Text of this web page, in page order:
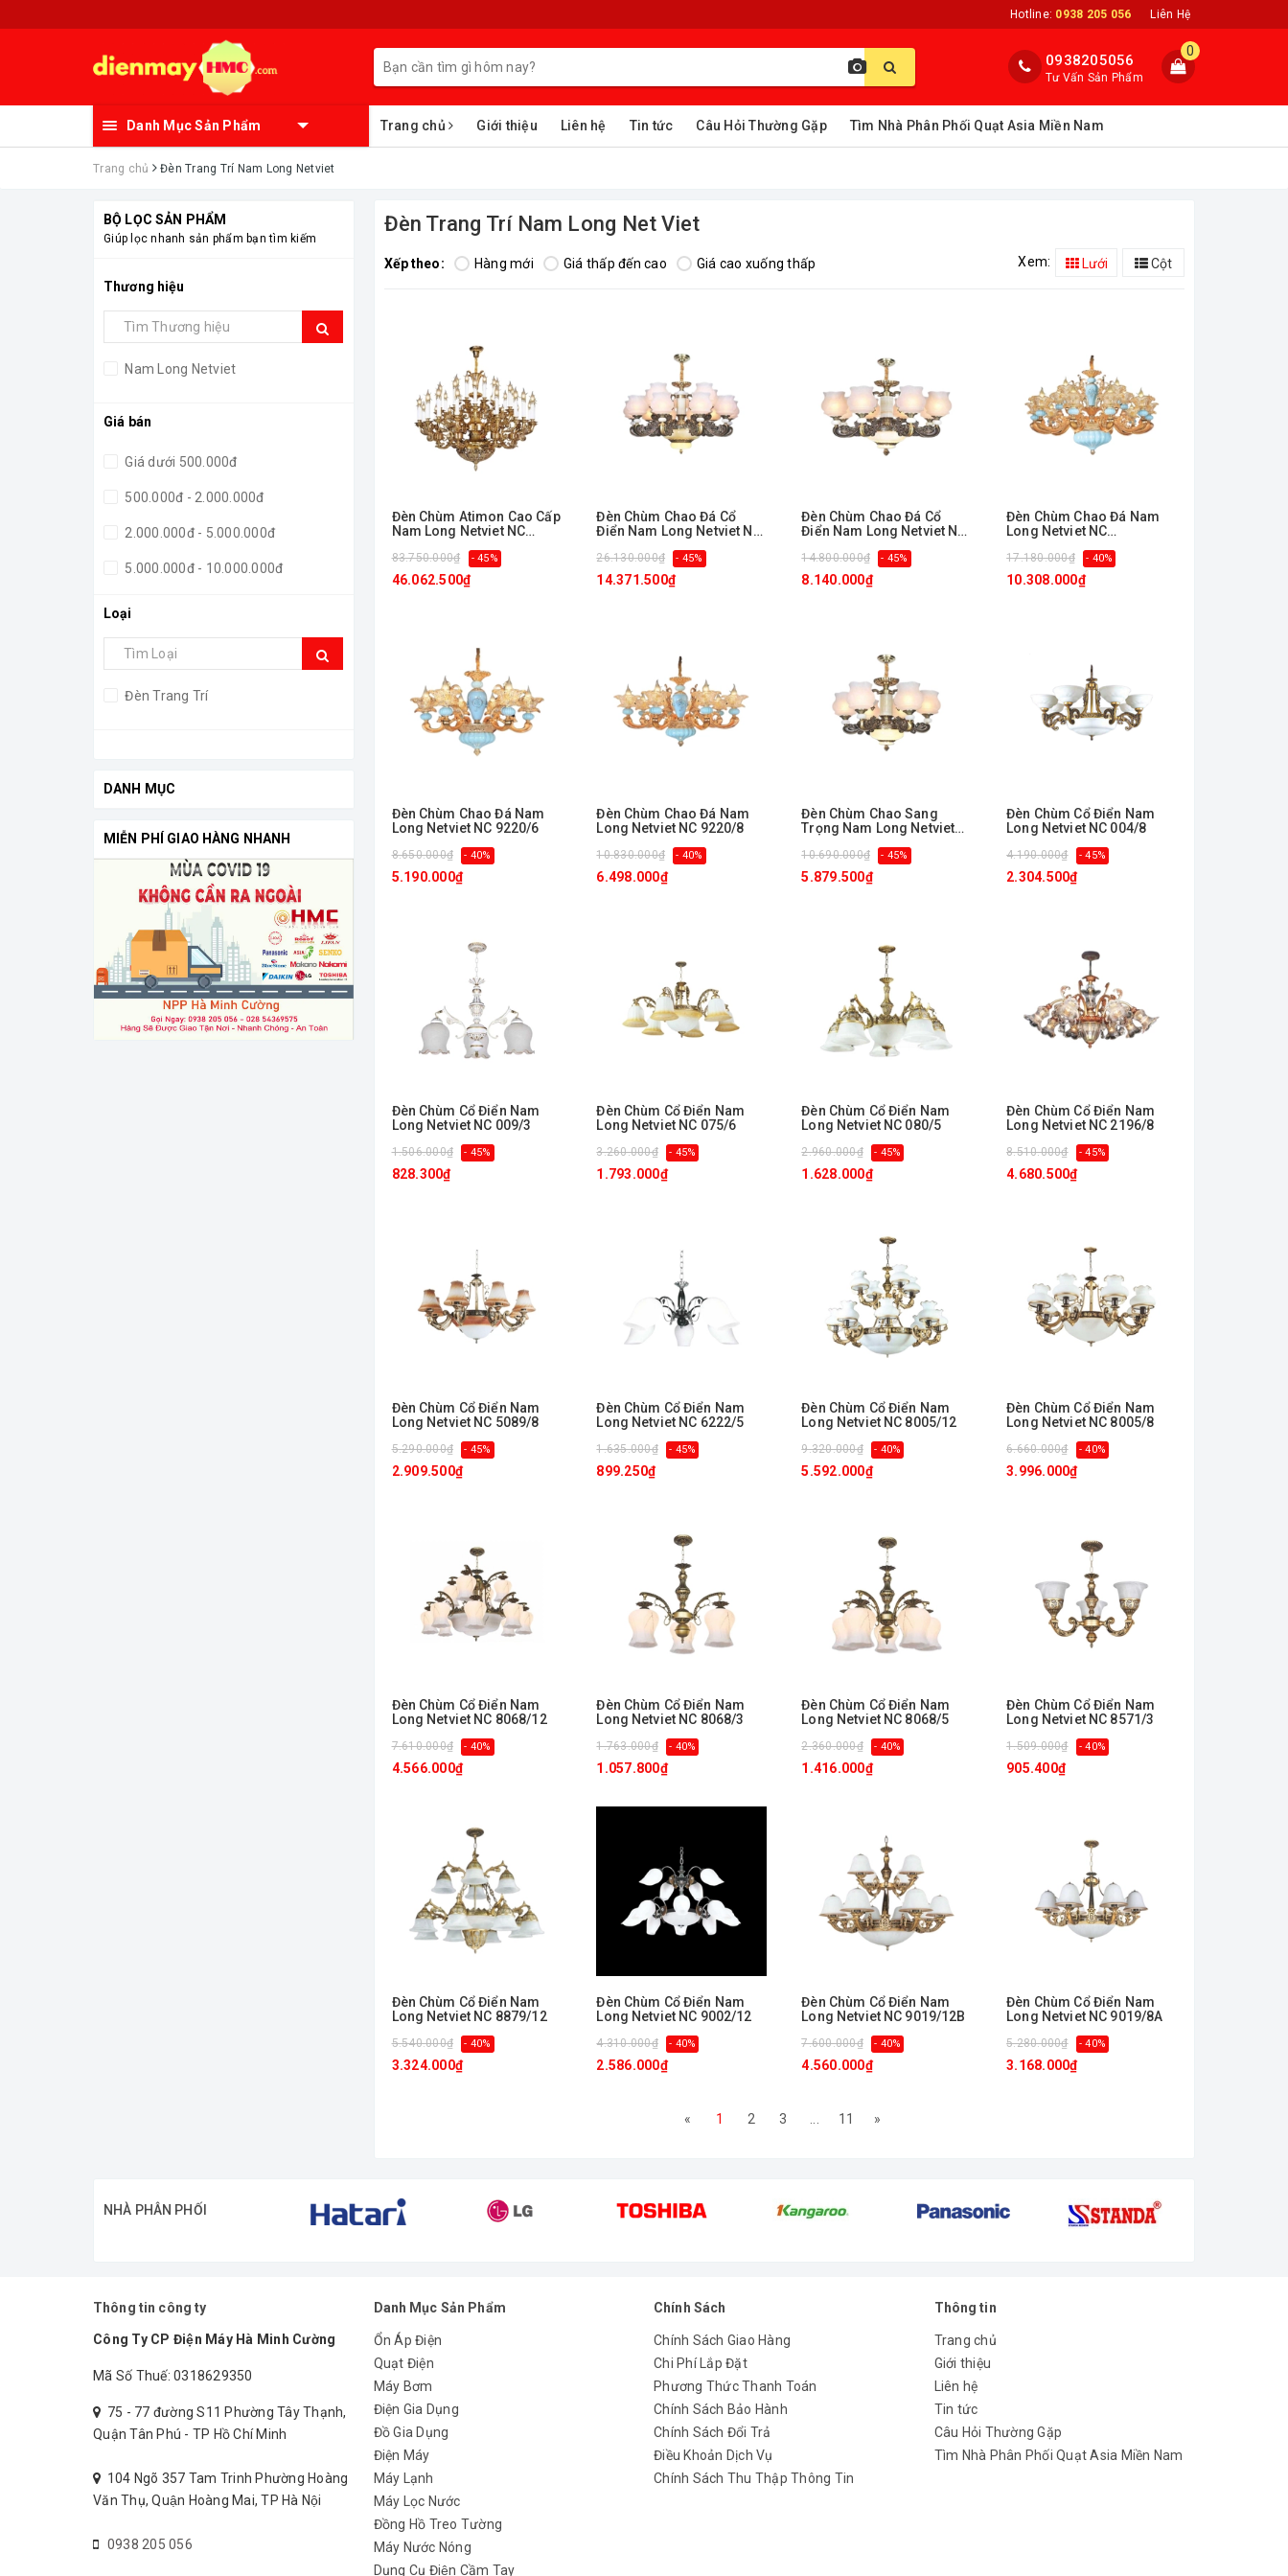
Hotline: 0938 205 056 Liên Hệ
0
0938205056
Tư Vấn Sản Phẩm
Danh Mục Sản Phẩm Trang chủ Giới thiệu Liên hệ Tin tức Câu Hỏi Thường Gặp Tìm Nhà Phân Phối Quạt Asia Miền Nam
Trang chủ Đèn Trang Trí Nam Long Netviet
BỘ LỌC SẢN PHẨM
Giúp lọc nhanh sản phẩm bạn tìm kiếm
Thương hiệu
Nam Long Netviet
Giá bán
Giá dưới 500.000đ
500.000đ - 2.000.000đ
2.000.000đ - 5.000.000đ
5.000.000đ - 10.000.000đ
Loại
Đèn Trang Trí
DANH MỤC
MIỄN PHÍ GIAO HÀNG NHANH
Đèn Trang Trí Nam Long Net Viet
Xếp theo: Hàng mới Giá thấp đến cao Giá cao xuống thấp Xem: Lưới Cột
Đèn Chùm Atimon Cao Cấp
Nam Long Netviet NC
83.750.000₫ - 45%
46.062.500₫
Đèn Chùm Chao Đá Cổ
Điển Nam Long Netviet NC
26.130.000₫ - 45%
14.371.500₫
Đèn Chùm Chao Đá Cổ
Điển Nam Long Netviet NC
14.800.000₫ - 45%
8.140.000₫
Đèn Chùm Chao Đá Nam
Long Netviet NC
17.180.000₫ - 40%
10.308.000₫
Đèn Chùm Chao Đá Nam
Long Netviet NC 9220/6
8.650.000₫ - 40%
5.190.000₫
Đèn Chùm Chao Đá Nam
Long Netviet NC 9220/8
10.830.000₫ - 40%
6.498.000₫
Đèn Chùm Chao Sang
Trọng Nam Long Netviet
10.690.000₫ - 45%
5.879.500₫
Đèn Chùm Cổ Điển Nam
Long Netviet NC 004/8
4.190.000₫ - 45%
2.304.500₫
Đèn Chùm Cổ Điển Nam
Long Netviet NC 009/3
1.506.000₫ - 45%
828.300₫
Đèn Chùm Cổ Điển Nam
Long Netviet NC 075/6
3.260.000₫ - 45%
1.793.000₫
Đèn Chùm Cổ Điển Nam
Long Netviet NC 080/5
2.960.000₫ - 45%
1.628.000₫
Đèn Chùm Cổ Điển Nam
Long Netviet NC 2196/8
8.510.000₫ - 45%
4.680.500₫
Đèn Chùm Cổ Điển Nam
Long Netviet NC 5089/8
5.290.000₫ - 45%
2.909.500₫
Đèn Chùm Cổ Điển Nam
Long Netviet NC 6222/5
1.635.000₫ - 45%
899.250₫
Đèn Chùm Cổ Điển Nam
Long Netviet NC 8005/12
9.320.000₫ - 40%
5.592.000₫
Đèn Chùm Cổ Điển Nam
Long Netviet NC 8005/8
6.660.000₫ - 40%
3.996.000₫
Đèn Chùm Cổ Điển Nam
Long Netviet NC 8068/12
7.610.000₫ - 40%
4.566.000₫
Đèn Chùm Cổ Điển Nam
Long Netviet NC 8068/3
1.763.000₫ - 40%
1.057.800₫
Đèn Chùm Cổ Điển Nam
Long Netviet NC 8068/5
2.360.000₫ - 40%
1.416.000₫
Đèn Chùm Cổ Điển Nam
Long Netviet NC 8571/3
1.509.000₫ - 40%
905.400₫
Đèn Chùm Cổ Điển Nam
Long Netviet NC 8879/12
5.540.000₫ - 40%
3.324.000₫
Đèn Chùm Cổ Điển Nam
Long Netviet NC 9002/12
4.310.000₫ - 40%
2.586.000₫
Đèn Chùm Cổ Điển Nam
Long Netviet NC 9019/12B
7.600.000₫ - 40%
4.560.000₫
Đèn Chùm Cổ Điển Nam
Long Netviet NC 9019/8A
5.280.000₫ - 40%
3.168.000₫
« 1 2 3 11 »
NHÀ PHÂN PHỐI
Thông tin công ty
Công Ty CP Điện Máy Hà Minh Cường
Mã Số Thuế: 0318629350
75 - 77 đường S11 Phường Tây Thạnh,
Quận Tân Phú - TP Hồ Chí Minh
104 Ngõ 357 Tam Trinh Phường Hoàng
Văn Thụ, Quận Hoàng Mai, TP Hà Nội
0938 205 056
Danh Mục Sản Phẩm
Ổn Áp Điện
Quạt Điện
Máy Bơm
Điện Gia Dụng
Đồ Gia Dụng
Điện Máy
Máy Lạnh
Máy Lọc Nước
Đồng Hồ Treo Tường
Máy Nước Nóng
Dụng Cụ Điện Cầm Tay
Chính Sách
Chính Sách Giao Hàng
Chi Phí Lắp Đặt
Phương Thức Thanh Toán
Chính Sách Bảo Hành
Chính Sách Đổi Trả
Điều Khoản Dịch Vụ
Chính Sách Thu Thập Thông Tin
Thông tin
Trang chủ
Giới thiệu
Liên hệ
Tin tức
Câu Hỏi Thường Gặp
Tìm Nhà Phân Phối Quạt Asia Miền Nam